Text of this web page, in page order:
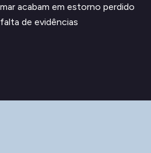
acabam em estorno perdido
de evidências